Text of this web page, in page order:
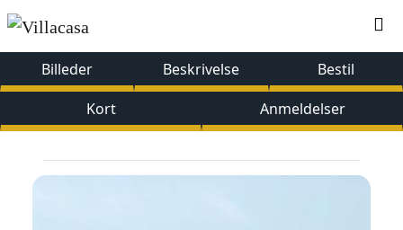
Billeder Beskrivelse
Bestil
Kort
Anmeldelser